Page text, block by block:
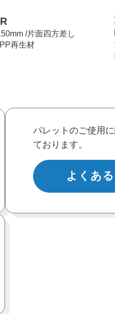
/片面四方差し
再生材
パレットのご使用
ております。
よくあ